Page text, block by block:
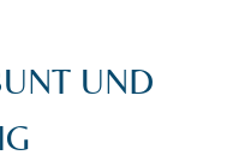
UND